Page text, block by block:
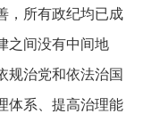
，所有政纪均已成
之间没有中间地
规治党和依法治国
体系、提高治理能